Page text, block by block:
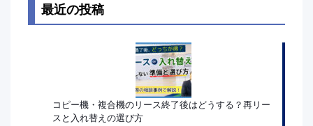
最近の投稿
コピー機・複合機のリース終了後はどうする？再リー
スと入れ替えの選び方